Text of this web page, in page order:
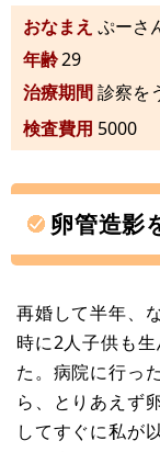
おなまえ ぷーさ
年齢29
治療期間診察を
検査費用 5000
卵管造影
再婚して半年、
時に2人子供も
た。病院に行っ
ら、とりあえず
してすぐに私が